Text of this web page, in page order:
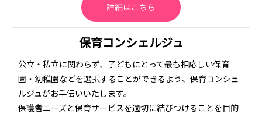
詳細はこちら
保育コンシェルジュ
公立・私立に関わらず、子どもにとって最も相応しい保育
園・幼稚園などを選択することができるよう、保育コンシェ
ルジュがお手伝いいたします。
保護者ニーズと保育サービスを適切に結びつけることを目的